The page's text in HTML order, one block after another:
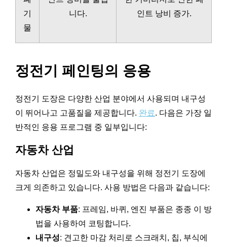
기
물
니다.
인트 낭비 증가.
정전기 페인팅의 응용
정전기 도장은 다양한 산업 분야에서 사용되며 내구성
이 뛰어나고 고품질을 제공합니다. 완료. 다음은 가장 일
반적인 응용 프로그램 중 일부입니다:
자동차 산업
자동차 산업은 정밀도와 내구성을 위해 정전기 도장에
크게 의존하고 있습니다. 사용 방법은 다음과 같습니다:
자동차 부품: 프레임, 바퀴, 엔진 부품은 종종 이 방
법을 사용하여 코팅합니다.
내구성: 견고한 마감 처리로 스크래치, 칩, 부식에